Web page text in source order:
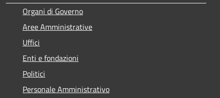
Organi di Governo
Aree Amministrative
Uffici
Enti e fondazioni
Politici
Personale Amministrativo